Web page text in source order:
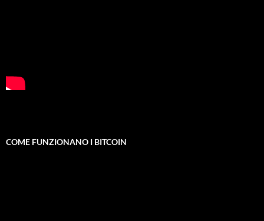
COME FUNZIONANO I BITCOIN